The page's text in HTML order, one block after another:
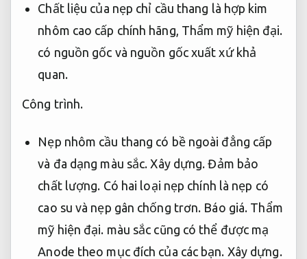
Chất liệu của nẹp chỉ cầu thang là hợp kim
nhôm cao cấp chính hãng, Thẩm mỹ hiện đại.
có nguồn gốc và nguồn gốc xuất xứ khả
quan.
Công trình.
Nẹp nhôm cầu thang có bề ngoài đẳng cấp
và đa dạng màu sắc.Xây dựng. Đảm bảo
chất lượng. Có hai loại nẹp chính là nẹp có
cao su và nẹp gân chống trơn. Báo giá. Thẩm
mỹ hiện đại. màu sắc cũng có thể được mạ
Anode theo mục đích của các bạn. Xây dựng.